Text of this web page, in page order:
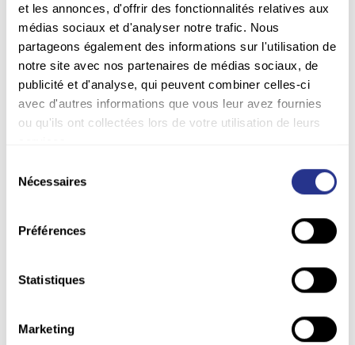
et les annonces, d'offrir des fonctionnalités relatives aux
médias sociaux et d'analyser notre trafic. Nous
partageons également des informations sur l'utilisation de
notre site avec nos partenaires de médias sociaux, de
publicité et d'analyse, qui peuvent combiner celles-ci
avec d'autres informations que vous leur avez fournies
ou qu'ils ont collectées lors de votre utilisation de leurs
Nécessaires
Préférences
Statistiques
Marketing
Notre moelleux à déguster selon l'envie : froid,
chaud (pot micro-ondable) pour une texture